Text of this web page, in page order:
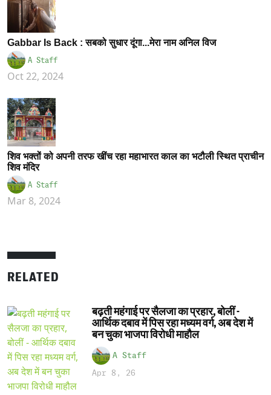
Gabbar Is Back : सबको सुधार दूंगा...मेरा नाम अनिल विज
A Staff
Oct 22, 2024
शिव भक्तों को अपनी तरफ खींच रहा महाभारत काल का भटौली स्थित प्राचीन
शिव मंदिर
A Staff
Mar 8, 2024
RELATED
बढ़ती महंगाई पर सैलजा का प्रहार, बोलीं -
आर्थिक दबाव में पिस रहा मध्यम वर्ग, अब देश में
बन चुका भाजपा विरोधी माहौल
A Staff
Apr 8, 26